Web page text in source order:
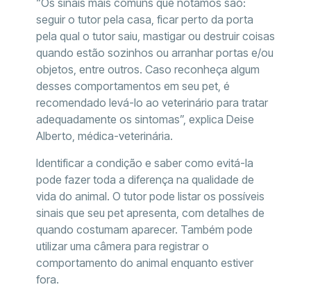
“Os sinais mais comuns que notamos são:
seguir o tutor pela casa, ficar perto da porta
pela qual o tutor saiu, mastigar ou destruir coisas
quando estão sozinhos ou arranhar portas e/ou
objetos, entre outros. Caso reconheça algum
desses comportamentos em seu pet, é
recomendado levá-lo ao veterinário para tratar
adequadamente os sintomas”, explica Deise
Alberto, médica-veterinária.
Identificar a condição e saber como evitá-la
pode fazer toda a diferença na qualidade de
vida do animal. O tutor pode listar os possíveis
sinais que seu pet apresenta, com detalhes de
quando costumam aparecer. Também pode
utilizar uma câmera para registrar o
comportamento do animal enquanto estiver
fora.